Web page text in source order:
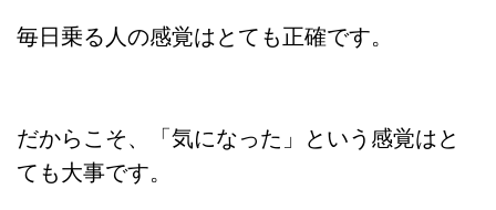
毎日乗る人の感覚はとても正確です。
だからこそ、「気になった」という感覚はと
ても大事です。